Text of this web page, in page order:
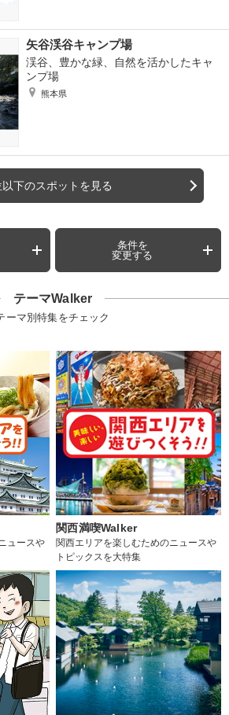
矢谷渓谷キャンプ場
渓谷、豊かな緑、自然を活かしたキャ
ンプ場
熊本県
下のスポットを見る
条件を
変更する
テーマWalker
ーマ別特集をチェック
ュースや
関西満喫Walker
関西エリアを楽しむためのニュースや
トピックスを大特集